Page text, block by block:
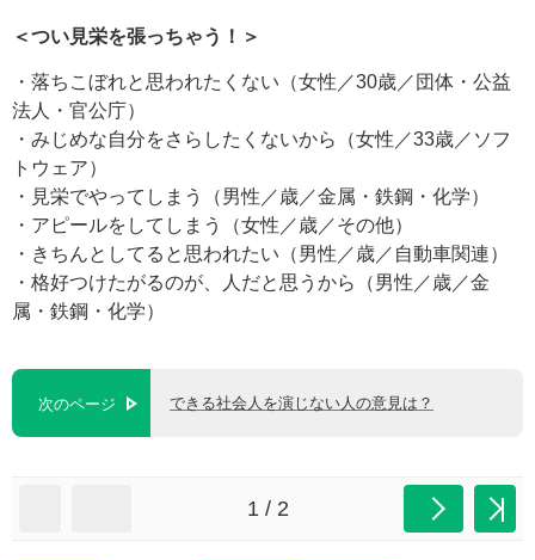
＜つい見栄を張っちゃう！＞
・落ちこぼれと思われたくない（女性／30歳／団体・公益
法人・官公庁）
・みじめな自分をさらしたくないから（女性／33歳／ソフ
トウェア）
・見栄でやってしまう（男性／歳／金属・鉄鋼・化学）
・アピールをしてしまう（女性／歳／その他）
・きちんとしてると思われたい（男性／歳／自動車関連）
・格好つけたがるのが、人だと思うから（男性／歳／金
属・鉄鋼・化学）
次のページ できる社会人を演じない人の意見は？
1 / 2